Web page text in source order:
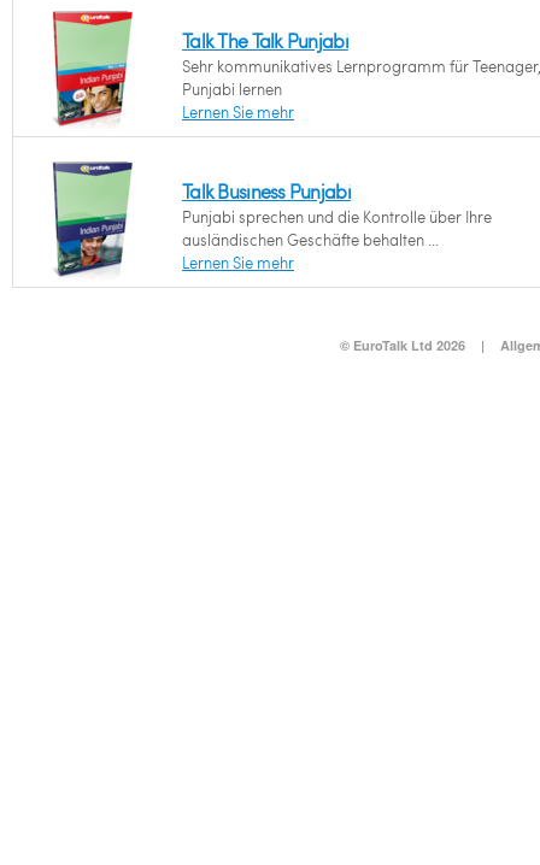
Talk The Talk Punjabi
Sehr kommunikatives Lernprogramm für
Punjabi lernen
Lernen Sie mehr
Talk Business Punjabi
Punjabi sprechen und die Kontrolle über Ihre
ausländischen Geschäfte behalten ...
Lernen Sie mehr
© EuroTalk Ltd 2026 |